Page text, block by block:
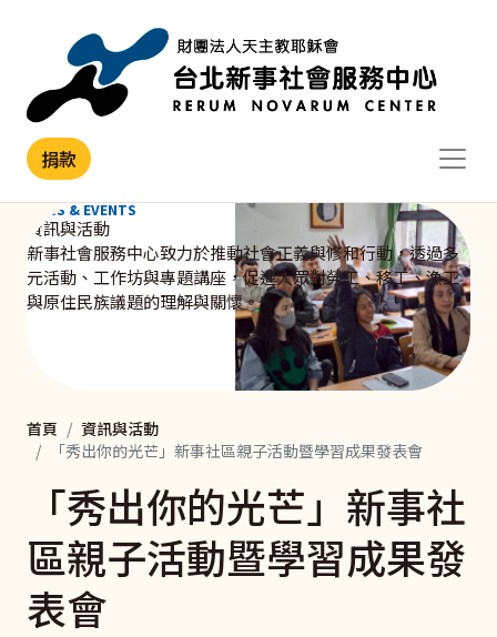
捐款
NEWS & EVENTS
資訊與活動
新事社會服務中心致力於推動社會正義與修和行動，透過多
元活動、工作坊與專題講座，促進大眾對勞工、移工、漁工
與原住民族議題的理解與關懷。
首頁
資訊與活動
「秀出你的光芒」新事社區親子活動暨學習成果發表會
「秀出你的光芒」新事社
區親子活動暨學習成果發
表會